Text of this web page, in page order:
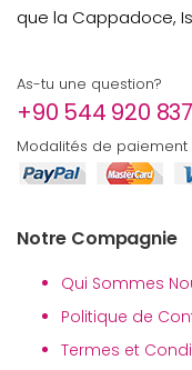
que la Cappadoce,
As-tu une question?
+90 544 920
Modalités de paiement
Notre Compagnie
Qui Sommes
Politique de
Termes et